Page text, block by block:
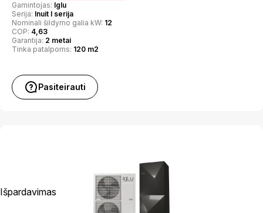
Gamintojas: Iglu
Serija: Inuit I serija
Nominali šildymo galia kW: 12
COP: 4,63
Garantija: 2 metai
Tinka patalpoms: 120 m2
Pasiteirauti
Išpardavimas